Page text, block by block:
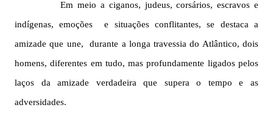
Em meio a ciganos, judeus, corsários, escravos e
indígenas, emoções
e situações conflitantes, se destaca a
amizade que une,
durante a longa travessia do Atlântico, dois
homens, diferentes em tudo, mas profundamente ligados pelos
laços da amizade verdadeira que supera o tempo e as
adversidades.